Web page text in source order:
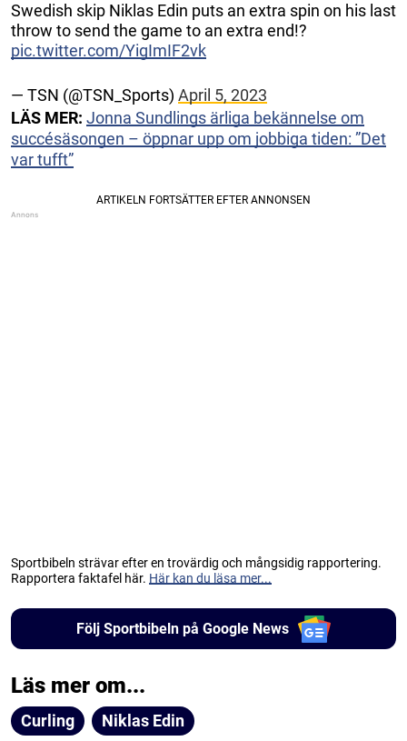
Swedish skip Niklas Edin puts an extra spin on his last
throw to send the game to an extra end!?
pic.twitter.com/YigImIF2vk
— TSN (@TSN_Sports) April 5, 2023
LÄS MER: Jonna Sundlings ärliga bekännelse om
succésäsongen – öppnar upp om jobbiga tiden: ”Det
var tufft”
Sportbibeln strävar efter en trovärdig och mångsidig rapportering.
Rapportera faktafel här. Här kan du läsa mer...
Följ Sportbibeln på Google News
Läs mer om...
Curling Niklas Edin